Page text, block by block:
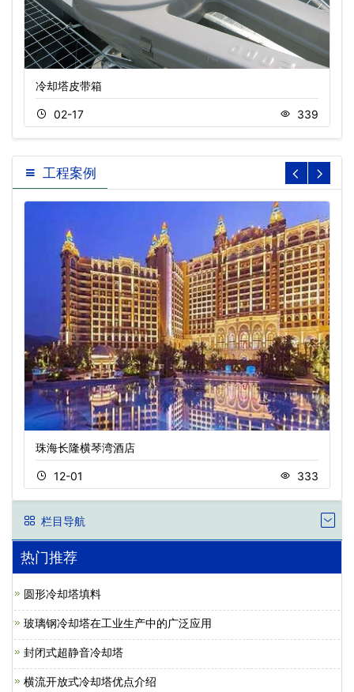
冷却塔皮带箱
02-17 339
工程案例
珠海长隆横琴湾酒店
12-01 333
栏目导航
热门推荐
圆形冷却塔填料
玻璃钢冷却塔在工业生产中的广泛应用
封闭式超静音冷却塔
横流开放式冷却塔优点介绍